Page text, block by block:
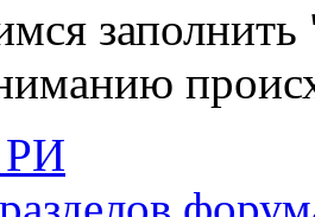
заполнить
РИ